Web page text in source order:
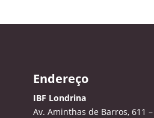
Endereço
IBF Londrina
Av. Aminthas de Barros, 611 –